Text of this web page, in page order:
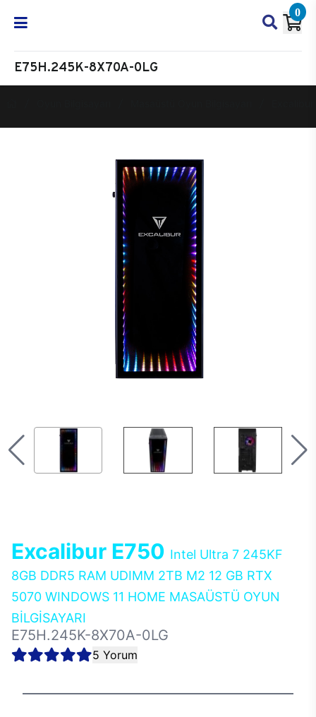
0
E75H.245K-8X70A-0LG
Excalibur E750 Intel Ultra 7 245KF
8GB DDR5 RAM UDIMM 2TB M2 12 GB RTX
5070 WINDOWS 11 HOME MASAÜSTÜ OYUN
BİLGİSAYARI
E75H.245K-8X70A-0LG
5 Yorum